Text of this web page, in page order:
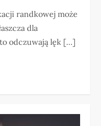
randkowej może
dla
odczuwają lęk […]